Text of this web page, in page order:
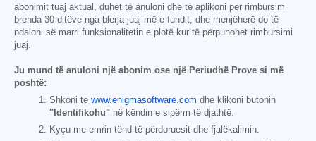
abonimit tuaj aktual, duhet të anuloni dhe të aplikoni për rimbursim
brenda 30 ditëve nga blerja juaj më e fundit, dhe menjëherë do të
ndaloni së marri funksionalitetin e plotë kur të përpunohet rimbursimi
juaj.
Ju mund të anuloni një abonim ose një Periudhë Prove si më
poshtë:
Shkoni te www.enigmasoftware.com dhe klikoni butonin
"Identifikohu" në këndin e sipërm të djathtë.
Kyçu me emrin tënd të përdoruesit dhe fjalëkalimin.